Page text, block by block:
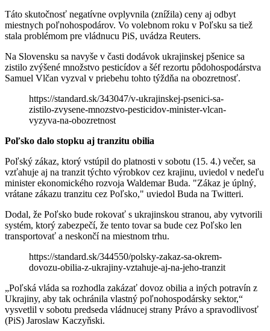
Táto skutočnosť negatívne ovplyvnila (znížila) ceny aj odbyt
miestnych poľnohospodárov. Vo volebnom roku v Poľsku sa tiež
stala problémom pre vládnucu PiS, uvádza Reuters.
Na Slovensku sa navyše v časti dodávok ukrajinskej pšenice sa
zistilo zvýšené množstvo pesticídov a šéf rezortu pôdohospodárstva
Samuel Vlčan vyzval v priebehu tohto týždňa na obozretnosť.
https://standard.sk/343047/v-ukrajinskej-psenici-sa-
zistilo-zvysene-mnozstvo-pesticidov-minister-vlcan-
vyzyva-na-obozretnost
Poľsko dalo stopku aj tranzitu obilia
Poľský zákaz, ktorý vstúpil do platnosti v sobotu (15. 4.) večer, sa
vzťahuje aj na tranzit týchto výrobkov cez krajinu, uviedol v nedeľu
minister ekonomického rozvoja Waldemar Buda. "Zákaz je úplný,
vrátane zákazu tranzitu cez Poľsko," uviedol Buda na Twitteri.
Dodal, že Poľsko bude rokovať s ukrajinskou stranou, aby vytvorili
systém, ktorý zabezpečí, že tento tovar sa bude cez Poľsko len
transportovať a neskončí na miestnom trhu.
https://standard.sk/344550/polsky-zakaz-sa-okrem-
dovozu-obilia-z-ukrajiny-vztahuje-aj-na-jeho-tranzit
„Poľská vláda sa rozhodla zakázať dovoz obilia a iných potravín z
Ukrajiny, aby tak ochránila vlastný poľnohospodársky sektor,“
vysvetlil v sobotu predseda vládnucej strany Právo a spravodlivosť
(PiS) Jaroslaw Kaczyňski.